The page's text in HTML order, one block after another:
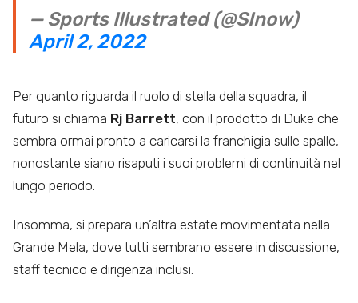
— Sports Illustrated (@SInow)
April 2, 2022
Per quanto riguarda il ruolo di stella della squadra, il
futuro si chiama Rj Barrett, con il prodotto di Duke che
sembra ormai pronto a caricarsi la franchigia sulle spalle,
nonostante siano risaputi i suoi problemi di continuità nel
lungo periodo.
Insomma, si prepara un’altra estate movimentata nella
Grande Mela, dove tutti sembrano essere in discussione,
staff tecnico e dirigenza inclusi.